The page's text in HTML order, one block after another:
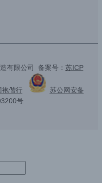
有限公司 备案号： 苏ICP
袍偕行
苏公网安备
号